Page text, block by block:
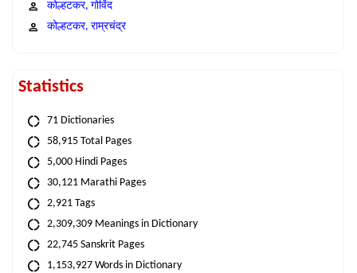
कोल्हटकर, गोविंद
कोल्हटकर, राम्रचंद्र
Statistics
71 Dictionaries
58,915 Total Pages
5,000 Hindi Pages
30,121 Marathi Pages
2,921 Tags
2,309,309 Meanings in Dictionary
22,745 Sanskrit Pages
1,153,927 Words in Dictionary